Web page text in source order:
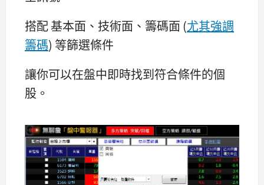
搭配 基本面、技術面、籌碼面 (尤其強調
籌碼) 等篩選條件
讓你可以在盤中即時找到符合條件的個
股。